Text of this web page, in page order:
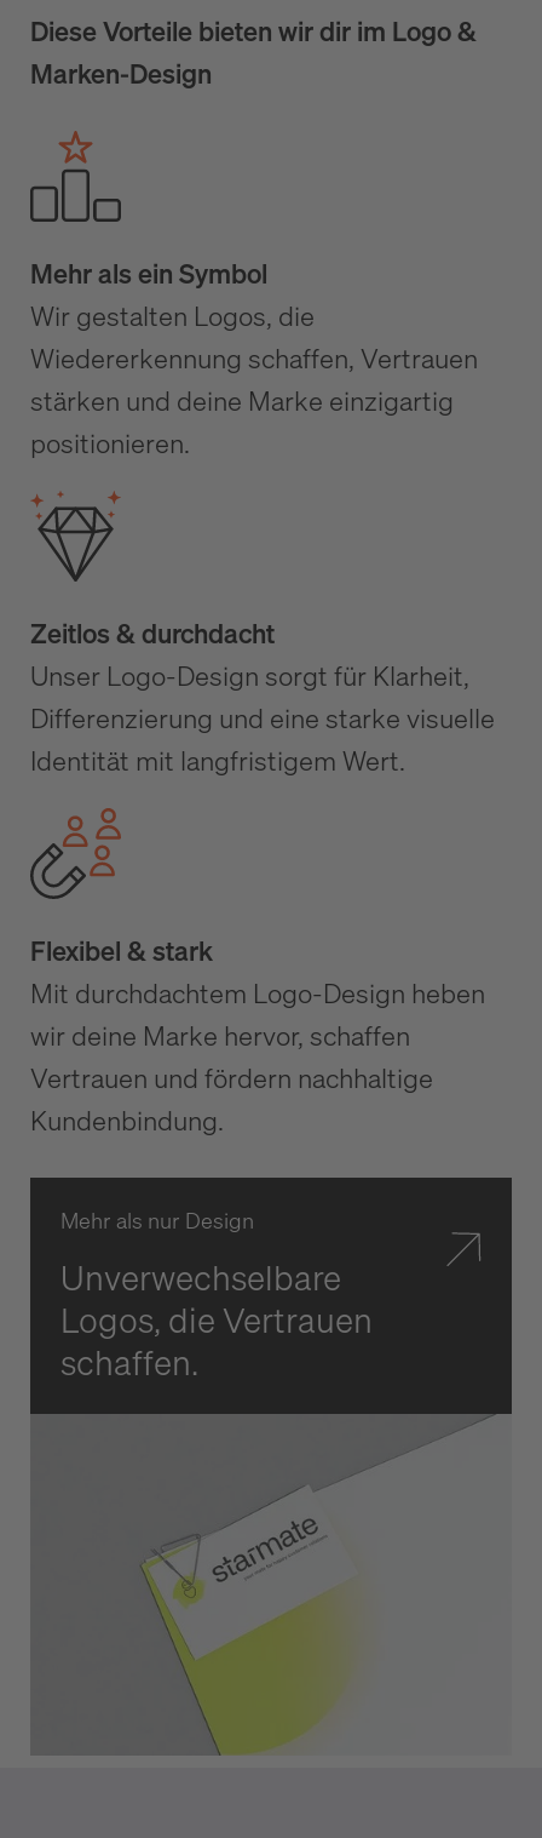
Diese Vorteile bieten wir dir im Logo &
Marken-Design
Mehr als ein Symbol
Wir gestalten Logos, die
Wiedererkennung schaffen, Vertrauen
stärken und deine Marke einzigartig
positionieren.
Zeitlos & durchdacht
Unser Logo-Design sorgt für Klarheit,
Differenzierung und eine starke visuelle
Identität mit langfristigem Wert.
Flexibel & stark
Mit durchdachtem Logo-Design heben
wir deine Marke hervor, schaffen
Vertrauen und fördern nachhaltige
Kundenbindung.
Mehr als nur Design
Unverwechselbare
Logos, die Vertrauen
schaffen.